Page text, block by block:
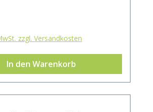
zzgl. Versandkosten
In den Warenkorb